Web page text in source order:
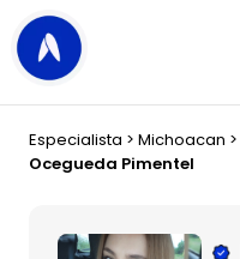
Especialista > Michoacan >
Ocegueda Pimentel